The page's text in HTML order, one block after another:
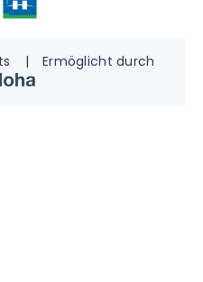
| Ermöglicht durch